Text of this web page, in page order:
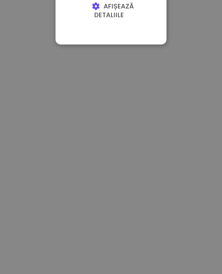
AFIȘEAZĂ
DETALIILE